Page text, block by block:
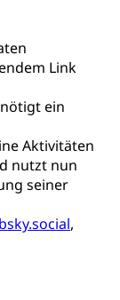
Link
ein
Aktivitäten
nutzt nun
seiner
,